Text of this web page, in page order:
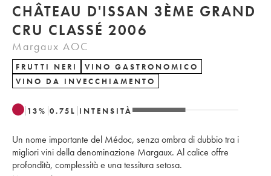
CHÂTEAU D'ISSAN 3ÈME GRAND
CRU CLASSÉ 2006
Margaux AOC
FRUTTI NERI
VINO GASTRONOMICO
VINO DA INVECCHIAMENTO
13% 0.75 L INTENSITÀ
Un nome importante del Médoc, senza ombra di dubbio tra i
migliori vini della denominazione Margaux. Al calice offre
profondità, complessità e una tessitura setosa.